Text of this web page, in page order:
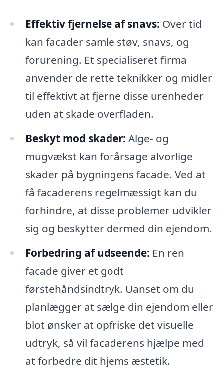
Effektiv fjernelse af snavs: Over tid
kan facader samle støv, snavs, og
forurening. Et specialiseret firma
anvender de rette teknikker og midler
til effektivt at fjerne disse urenheder
uden at skade overfladen.
Beskyt mod skader: Alge- og
mugvækst kan forårsage alvorlige
skader på bygningens facade. Ved at
få facaderens regelmæssigt kan du
forhindre, at disse problemer udvikler
sig og beskytter dermed din ejendom.
Forbedring af udseende: En ren
facade giver et godt
førstehåndsindtryk. Uanset om du
planlægger at sælge din ejendom eller
blot ønsker at opfriske det visuelle
udtryk, så vil facaderens hjælpe med
at forbedre dit hjems æstetik.